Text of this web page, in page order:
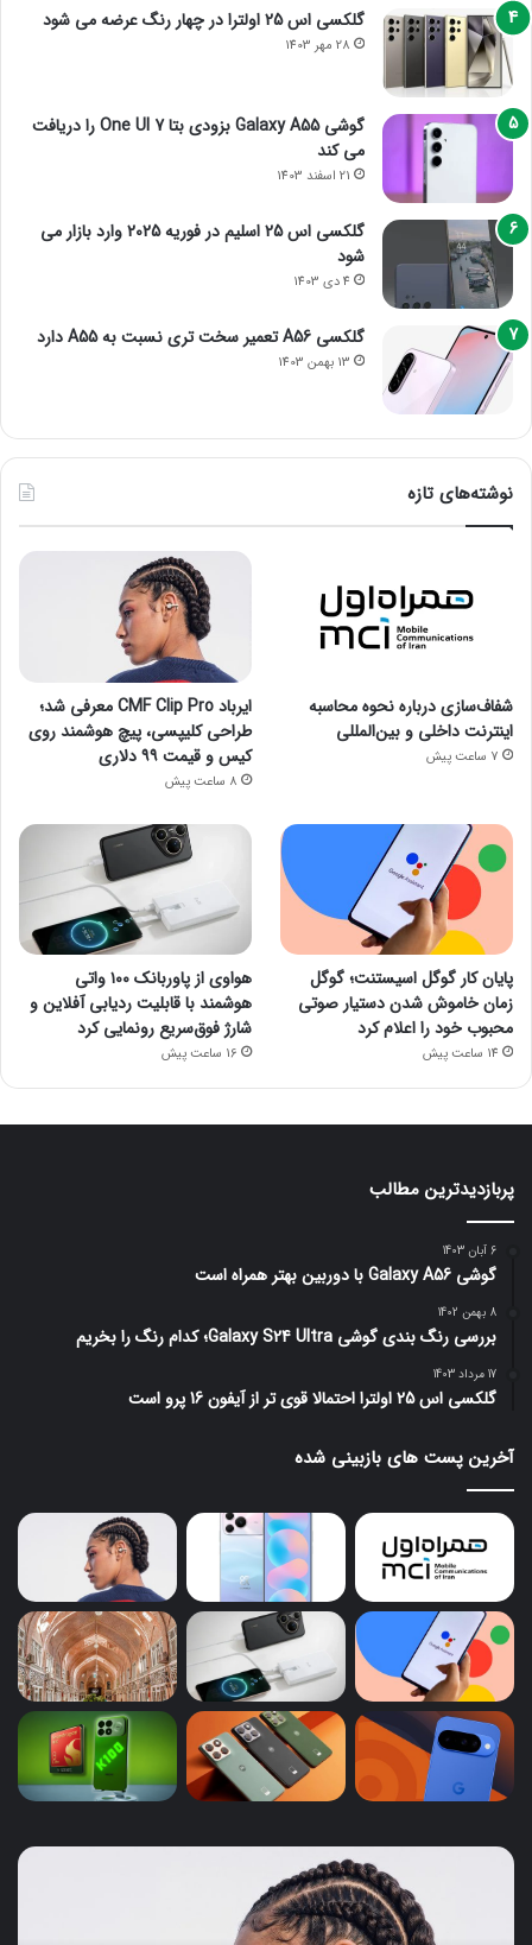
گلکسی اس 25 اولترا در چهار رنگ عرضه می شود
28 مهر 1403
گوشی Galaxy A55 بزودی بتا One UI 7 را دریافت
می کند
21 اسفند 1403
گلکسی اس 25 اسلیم در فوریه 2025 وارد بازار می
شود
4 دی 1403
گلکسی A56 تعمیر سخت تری نسبت به A55 دارد
13 بهمن 1403
نوشته‌های تازه
شفاف‌سازی درباره نحوه محاسبه
اینترنت داخلی و بین‌المللی
7 ساعت پیش
ایرباد CMF Clip Pro معرفی شد؛
طراحی کلیپسی، پیچ هوشمند روی
کیس و قیمت ۹۹ دلاری
8 ساعت پیش
پایان کار گوگل اسیستنت؛ گوگل
زمان خاموش شدن دستیار صوتی
محبوب خود را اعلام کرد
14 ساعت پیش
هواوی از پاوربانک ۱۰۰ واتی
هوشمند با قابلیت ردیابی آفلاین و
شارژ فوق‌سریع رونمایی کرد
16 ساعت پیش
پربازدیدترین مطالب
6 آبان 1403
گوشی Galaxy A56 با دوربین بهتر همراه است
8 بهمن 1402
بررسی رنگ بندی گوشی Galaxy S24 Ultra؛ کدام رنگ را بخریم
17 مرداد 1403
گلکسی اس 25 اولترا احتمالا قوی تر از آیفون 16 پرو است
آخرین پست های بازبینی شده
ایرباد